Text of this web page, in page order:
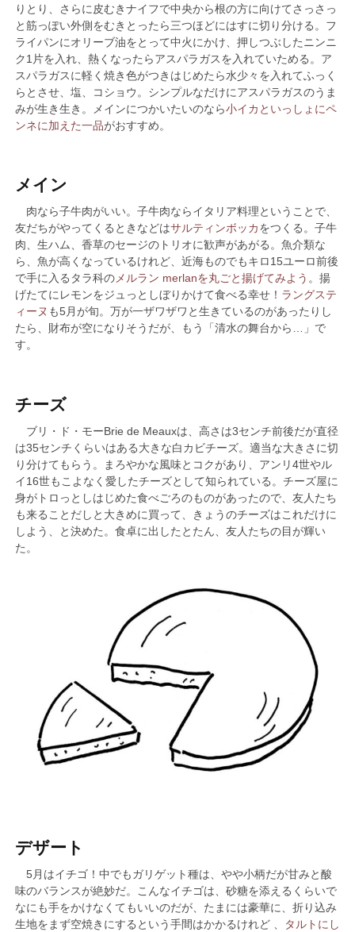
りとり、さらに皮むきナイフで中央から根の方に向けてさっさっ
と筋っぽい外側をむきとったら三つほどにはすに切り分ける。フ
ライパンにオリーブ油をとって中火にかけ、押しつぶしたニンニ
ク1片を入れ、熱くなったらアスパラガスを入れていためる。ア
スパラガスに軽く焼き色がつきはじめたら水少々を入れてふっく
らとさせ、塩、コショウ。シンプルなだけにアスパラガスのうま
みが生き生き。メインにつかいたいのなら小イカといっしょにペ
ンネに加えた一品がおすすめ。
メイン
肉なら子牛肉がいい。子牛肉ならイタリア料理ということで、
友だちがやってくるときなどはサルティンボッカをつくる。子牛
肉、生ハム、香草のセージのトリオに歓声があがる。魚介類な
ら、魚が高くなっているけれど、近海ものでもキロ15ユーロ前後
で手に入るタラ科のメルラン merlanを丸ごと揚げてみよう 。揚
げたてにレモンをジュっとしぼりかけて食べる幸せ！ ラングステ
ィーヌ も5月が旬。万が一ザワザワと生きているのがあったりし
たら、財布が空になりそうだが、もう「清水の舞台から…」で
す。
チーズ
ブリ・ド・モーBrie de Meauxは、高さは3センチ前後だが直径
は35センチくらいはある大きな白カビチーズ。適当な大きさに切
り分けてもらう。まろやかな風味とコクがあり、アンリ4世やル
イ16世もこよなく愛したチーズとして知られている。チーズ屋に
身がトロっとしはじめた食べごろのものがあったので、友人たち
も来ることだしと大きめに買って、きょうのチーズはこれだけに
しよう、と決めた。食卓に出したとたん、友人たちの目が輝い
た。
デザート
5月はイチゴ！中でもガリゲット種は、やや小柄だが甘みと酸
味のバランスが絶妙だ。こんなイチゴは、砂糖を添えるくらいで
なにも手をかけなくてもいいのだが、たまには豪華に、折り込み
生地をまず空焼きにするという手間はかかるけれど 、
タルトにし